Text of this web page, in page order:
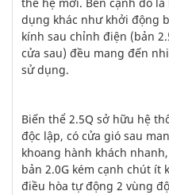
thế hệ mới. Bên cạnh đó
dụng khác như khởi động
kính sau chỉnh điện (bản
cửa sau) đều mang đến
sử dụng.
Biến thể 2.5Q sở hữu hệ
độc lập, có cửa gió sau
khoang hành khách
bản 2.0G kém cạnh chút
điều hòa tự động 2 vùng